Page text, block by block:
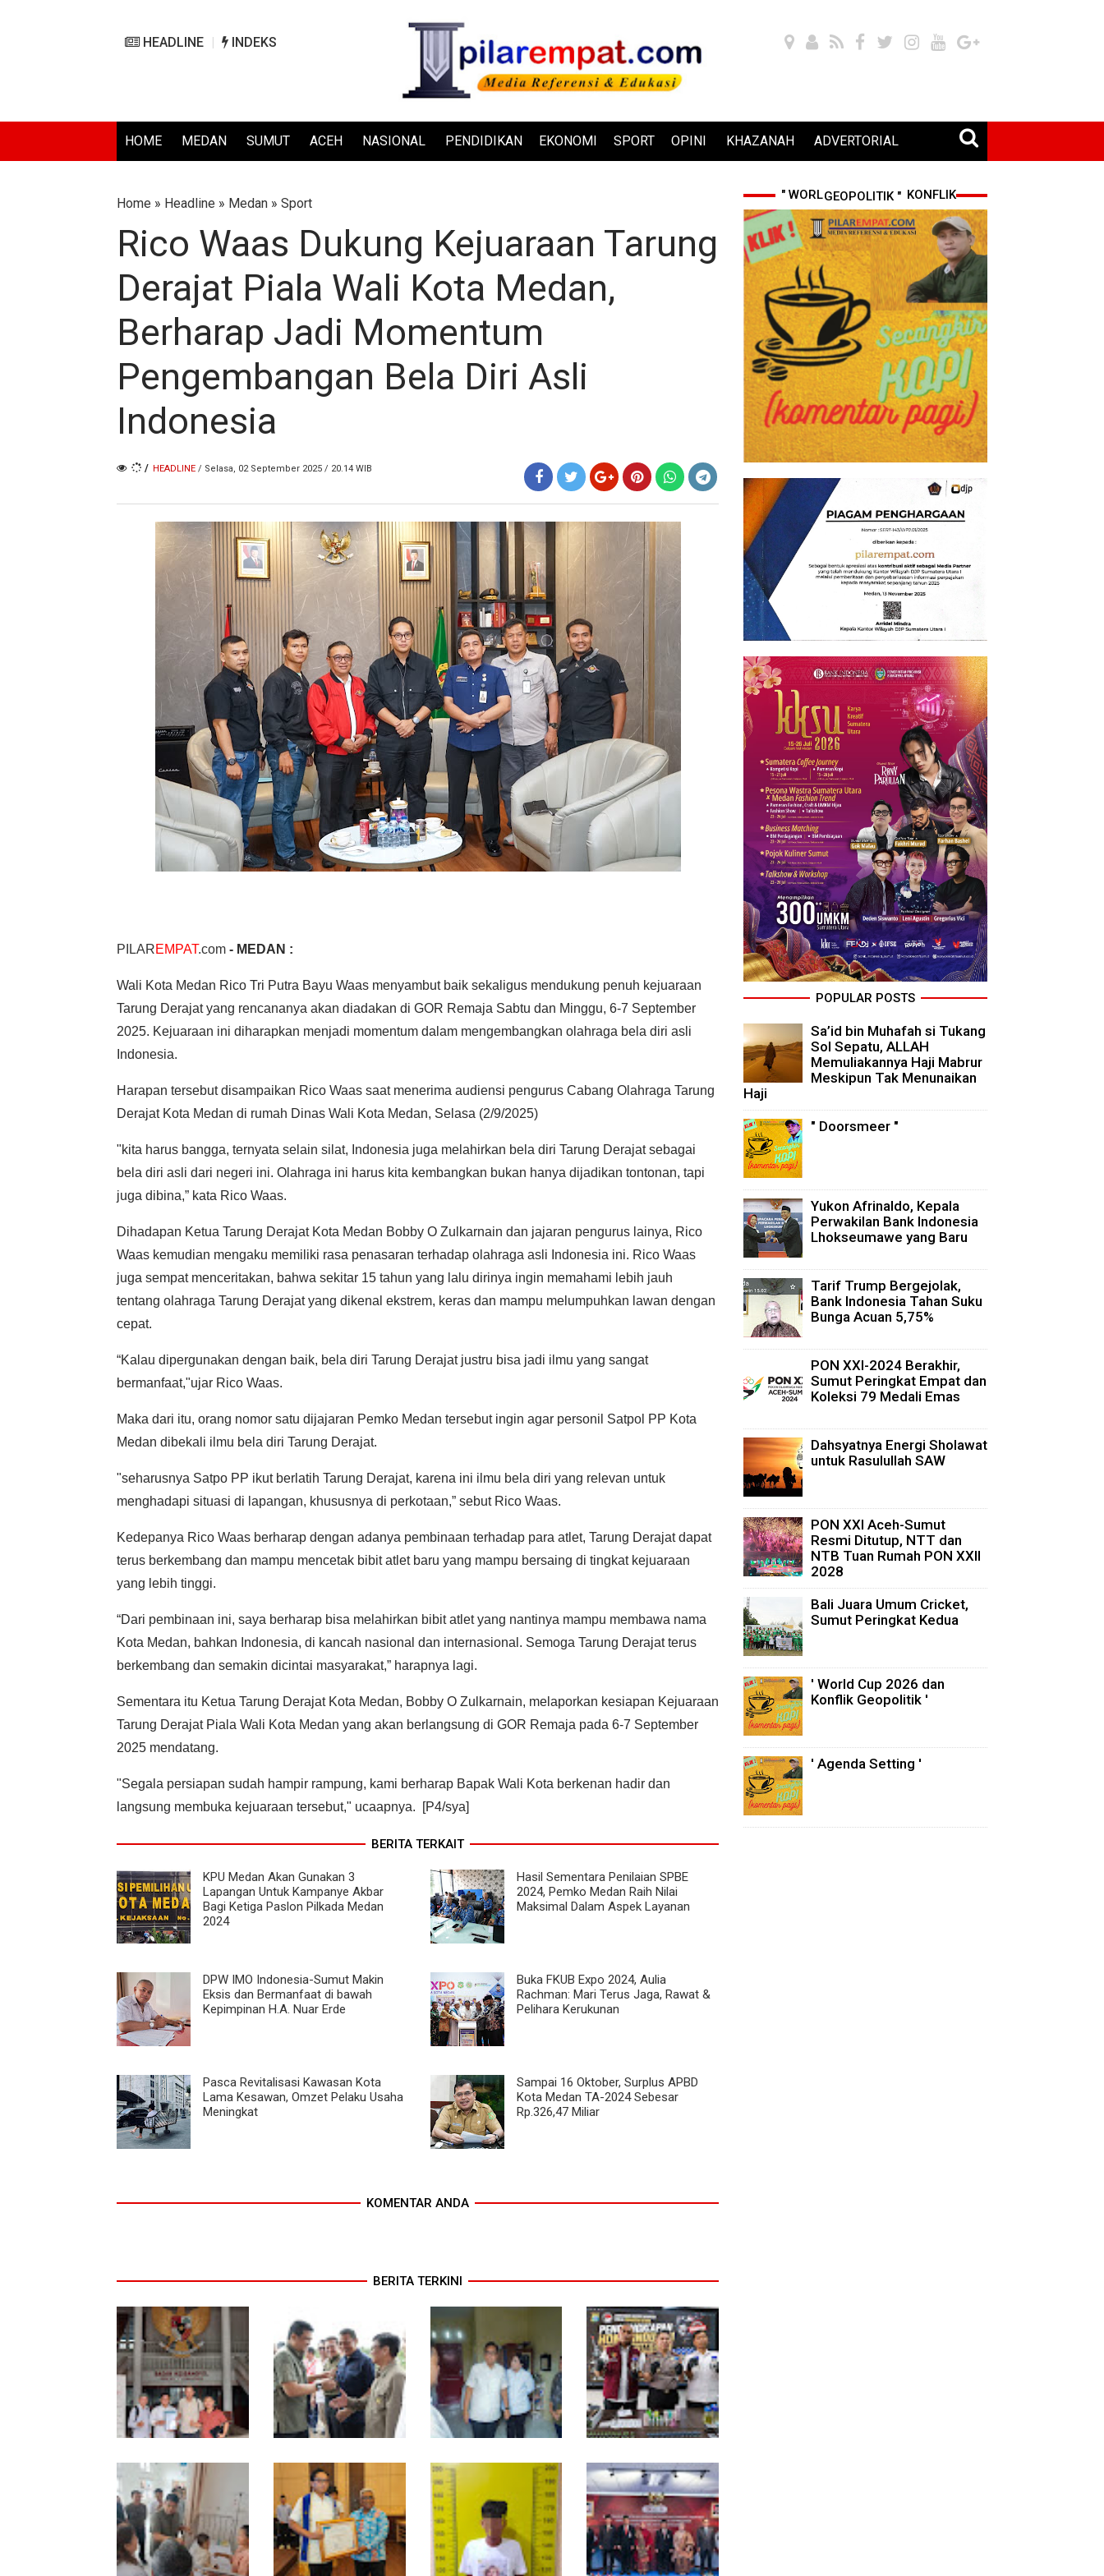
HEADLINE INDEKS
HOME MEDAN SUMUT ACEH NASIONAL PENDIDIKAN EKONOMI SPORT OPINI KHAZANAH ADVERTORIAL
Home » Headline » Medan » Sport
Rico Waas Dukung Kejuaraan Tarung
Derajat Piala Wali Kota Medan,
Berharap Jadi Momentum
Pengembangan Bela Diri Asli
Indonesia
/ HEADLINE / Selasa, 02 September 2025 / 20.14 WIB
PILAREMPAT.com - MEDAN :
Wali Kota Medan Rico Tri Putra Bayu Waas menyambut baik sekaligus mendukung penuh kejuaraan
Tarung Derajat yang rencananya akan diadakan di GOR Remaja Sabtu dan Minggu, 6-7 September
2025. Kejuaraan ini diharapkan menjadi momentum dalam mengembangkan olahraga bela diri asli
Indonesia.
Harapan tersebut disampaikan Rico Waas saat menerima audiensi pengurus Cabang Olahraga Tarung
Derajat Kota Medan di rumah Dinas Wali Kota Medan, Selasa (2/9/2025)
"kita harus bangga, ternyata selain silat, Indonesia juga melahirkan bela diri Tarung Derajat sebagai
bela diri asli dari negeri ini. Olahraga ini harus kita kembangkan bukan hanya dijadikan tontonan, tapi
juga dibina,” kata Rico Waas.
Dihadapan Ketua Tarung Derajat Kota Medan Bobby O Zulkarnain dan jajaran pengurus lainya, Rico
Waas kemudian mengaku memiliki rasa penasaran terhadap olahraga asli Indonesia ini. Rico Waas
juga sempat menceritakan, bahwa sekitar 15 tahun yang lalu dirinya ingin memahami lebih jauh
tentang olahraga Tarung Derajat yang dikenal ekstrem, keras dan mampu melumpuhkan lawan dengan
cepat.
“Kalau dipergunakan dengan baik, bela diri Tarung Derajat justru bisa jadi ilmu yang sangat
bermanfaat,"ujar Rico Waas.
Maka dari itu, orang nomor satu dijajaran Pemko Medan tersebut ingin agar personil Satpol PP Kota
Medan dibekali ilmu bela diri Tarung Derajat.
"seharusnya Satpo PP ikut berlatih Tarung Derajat, karena ini ilmu bela diri yang relevan untuk
menghadapi situasi di lapangan, khususnya di perkotaan,” sebut Rico Waas.
Kedepanya Rico Waas berharap dengan adanya pembinaan terhadap para atlet, Tarung Derajat dapat
terus berkembang dan mampu mencetak bibit atlet baru yang mampu bersaing di tingkat kejuaraan
yang lebih tinggi.
“Dari pembinaan ini, saya berharap bisa melahirkan bibit atlet yang nantinya mampu membawa nama
Kota Medan, bahkan Indonesia, di kancah nasional dan internasional. Semoga Tarung Derajat terus
berkembang dan semakin dicintai masyarakat,” harapnya lagi.
Sementara itu Ketua Tarung Derajat Kota Medan, Bobby O Zulkarnain, melaporkan kesiapan Kejuaraan
Tarung Derajat Piala Wali Kota Medan yang akan berlangsung di GOR Remaja pada 6-7 September
2025 mendatang.
"Segala persiapan sudah hampir rampung, kami berharap Bapak Wali Kota berkenan hadir dan
langsung membuka kejuaraan tersebut," ucaapnya. [P4/sya]
BERITA TERKAIT
KPU Medan Akan Gunakan 3
Lapangan Untuk Kampanye Akbar
Bagi Ketiga Paslon Pilkada Medan
2024
Hasil Sementara Penilaian SPBE
2024, Pemko Medan Raih Nilai
Maksimal Dalam Aspek Layanan
DPW IMO Indonesia-Sumut Makin
Eksis dan Bermanfaat di bawah
Kepimpinan H.A. Nuar Erde
Buka FKUB Expo 2024, Aulia
Rachman: Mari Terus Jaga, Rawat &
Pelihara Kerukunan
Pasca Revitalisasi Kawasan Kota
Lama Kesawan, Omzet Pelaku Usaha
Meningkat
Sampai 16 Oktober, Surplus APBD
Kota Medan TA-2024 Sebesar
Rp.326,47 Miliar
KOMENTAR ANDA
BERITA TERKINI
MIO Indonesia Sumut
Resmi Daftarkan
Organisasi ke
Kesbangpol, Langkah
Awal Perkuat
Profesionalisme Media
Online
Komisi D DPRDSU Ikut
Gubsu Bobby Nasution
Berkantor di Nias
Walikota Medan
Nonaktifkan Lurah Aur,
Rico Waas : Tak Ada
Toleransi bagi
Penyalahgunaan
Wewenang
Bahan dari Kamboja,
Polda Sumut Bongkar
Home Industri Vape
Mengandung Etomidate
" WORLD CUP 2026 & KONFLIK GEOPOLITIK "
POPULAR POSTS
Sa’id bin Muhafah si Tukang
Sol Sepatu, ALLAH
Memuliakannya Haji Mabrur
Meskipun Tak Menunaikan
Haji
" Doorsmeer "
Yukon Afrinaldo, Kepala
Perwakilan Bank Indonesia
Lhokseumawe yang Baru
Tarif Trump Bergejolak,
Bank Indonesia Tahan Suku
Bunga Acuan 5,75%
PON XXI-2024 Berakhir,
Sumut Peringkat Empat dan
Koleksi 79 Medali Emas
Dahsyatnya Energi Sholawat
untuk Rasulullah SAW
PON XXI Aceh-Sumut
Resmi Ditutup, NTT dan
NTB Tuan Rumah PON XXII
2028
Bali Juara Umum Cricket,
Sumut Peringkat Kedua
' World Cup 2026 dan
Konflik Geopolitik '
' Agenda Setting '